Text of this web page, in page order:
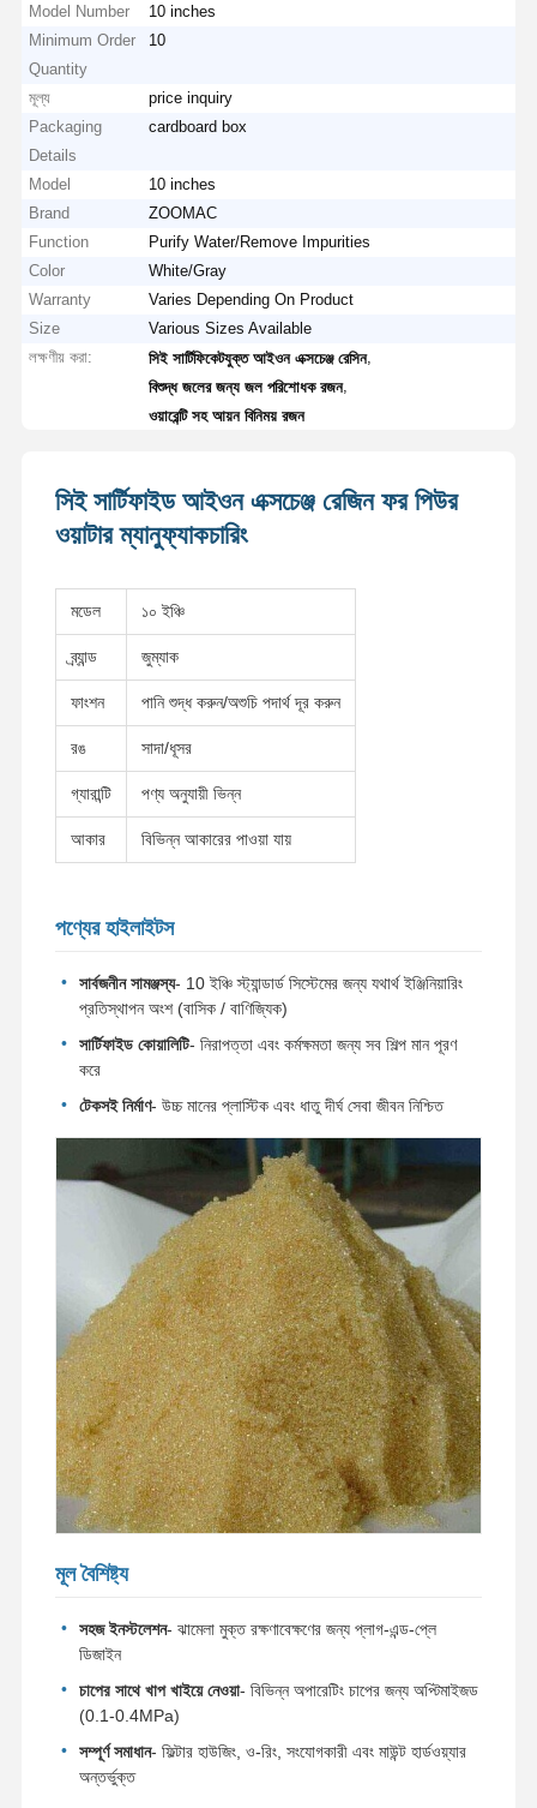
Model Number
10 inches
Minimum Order
Quantity
10
মূল্য
price inquiry
Packaging
Details
cardboard box
Model
10 inches
Brand
ZOOMAC
Function
Purify Water/Remove Impurities
Color
White/Gray
Warranty
Varies Depending On Product
Size
Various Sizes Available
লক্ষণীয় করা:
সিই সার্টিফিকেটযুক্ত আইওন এক্সচেঞ্জ রেসিন,
বিশুদ্ধ জলের জন্য জল পরিশোধক রজন,
ওয়ারেন্টি সহ আয়ন বিনিময় রজন
সিই সার্টিফাইড আইওন এক্সচেঞ্জ রেজিন ফর পিউর
ওয়াটার ম্যানুফ্যাকচারিং
মডেল ১০ ইঞ্চি
ব্র্যান্ড জুম্যাক
ফাংশন পানি শুদ্ধ করুন/অশুচি পদার্থ দূর করুন
রঙ সাদা/ধূসর
গ্যারান্টি পণ্য অনুযায়ী ভিন্ন
আকার বিভিন্ন আকারের পাওয়া যায়
পণ্যের হাইলাইটস
সার্বজনীন সামঞ্জস্য- 10 ইঞ্চি স্ট্যান্ডার্ড সিস্টেমের জন্য যথার্থ ইঞ্জিনিয়ারিং
প্রতিস্থাপন অংশ (বাসিক / বাণিজ্যিক)
সার্টিফাইড কোয়ালিটি- নিরাপত্তা এবং কর্মক্ষমতা জন্য সব শিল্প মান পূরণ
করে
টেকসই নির্মাণ- উচ্চ মানের প্লাস্টিক এবং ধাতু দীর্ঘ সেবা জীবন নিশ্চিত
মূল বৈশিষ্ট্য
সহজ ইনস্টলেশন- ঝামেলা মুক্ত রক্ষণাবেক্ষণের জন্য প্লাগ-এন্ড-প্লে
ডিজাইন
চাপের সাথে খাপ খাইয়ে নেওয়া- বিভিন্ন অপারেটিং চাপের জন্য অপ্টিমাইজড
(0.1-0.4MPa)
সম্পূর্ণ সমাধান- ফিল্টার হাউজিং, ও-রিং, সংযোগকারী এবং মাউন্ট হার্ডওয়্যার
অন্তর্ভুক্ত